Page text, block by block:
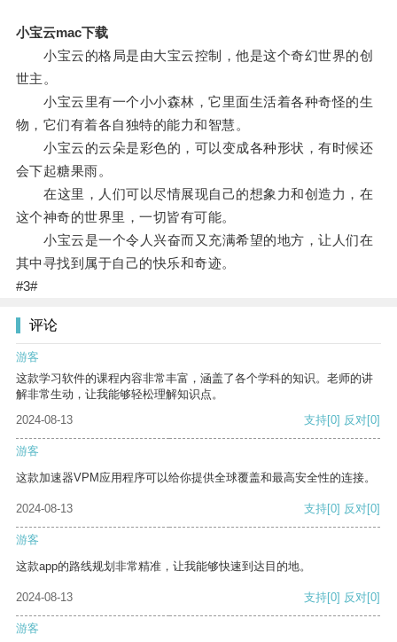
小宝云mac下载
小宝云的格局是由大宝云控制，他是这个奇幻世界的创
世主。
小宝云里有一个小小森林，它里面生活着各种奇怪的生
物，它们有着各自独特的能力和智慧。
小宝云的云朵是彩色的，可以变成各种形状，有时候还
会下起糖果雨。
在这里，人们可以尽情展现自己的想象力和创造力，在
这个神奇的世界里，一切皆有可能。
小宝云是一个令人兴奋而又充满希望的地方，让人们在
其中寻找到属于自己的快乐和奇迹。
#3#
评论
游客
这款学习软件的课程内容非常丰富，涵盖了各个学科的知识。老师的讲
解非常生动，让我能够轻松理解知识点。
2024-08-13
支持[0] 反对[0]
游客
这款加速器VPM应用程序可以给你提供全球覆盖和最高安全性的连接。
2024-08-13 支持[0] 反对[0]
游客
这款app的路线规划非常精准，让我能够快速到达目的地。
2024-08-13 支持[0] 反对[0]
游客